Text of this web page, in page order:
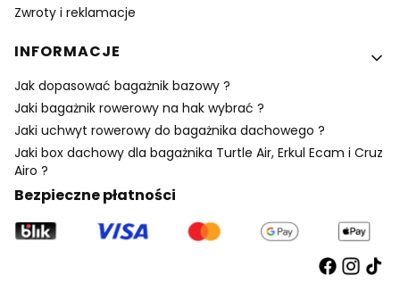
Zwroty i reklamacje
INFORMACJE
Jak dopasować bagażnik bazowy ?
Jaki bagażnik rowerowy na hak wybrać ?
Jaki uchwyt rowerowy do bagażnika dachowego ?
Jaki box dachowy dla bagażnika Turtle Air, Erkul Ecam i Cruz
Airo ?
Bezpieczne płatności